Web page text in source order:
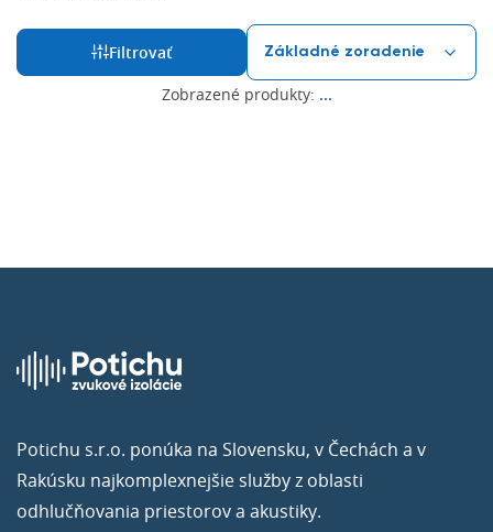
Filtrovať
Zobrazené produkty: ...
Potichu s.r.o. ponúka na Slovensku, v Čechách a v
Rakúsku najkomplexnejšie služby z oblasti
odhlučňovania priestorov a akustiky.